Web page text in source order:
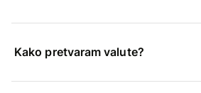
Kako pretvaram valute?